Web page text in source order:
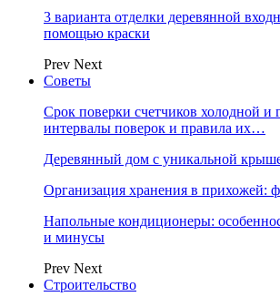
3 варианта отделки деревянной
помощью краски
Prev Next
Советы
Срок поверки счетчиков холодной и
интервалы поверок и правила их…
Деревянный дом с уникальной
Организация хранения в прихожей:
Напольные кондиционеры:
и минусы
Prev Next
Строительство